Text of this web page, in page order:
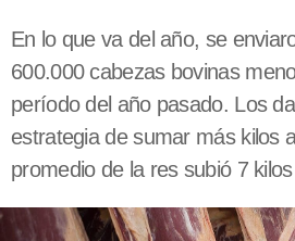
En lo que va del año, se
600.000 cabezas bovinas
período del año pasado. Los
estrategia de sumar más kilos
promedio de la res subió 7